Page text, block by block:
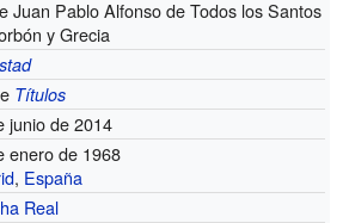
Juan Pablo Alfonso de Todos los Santos
y Grecia
Títulos
junio de 2014
enero de 1968
, España
Real